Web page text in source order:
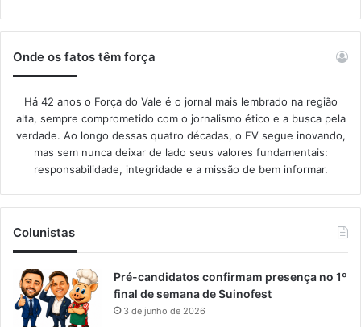
Onde os fatos têm força
Há 42 anos o Força do Vale é o jornal mais lembrado na região
alta, sempre comprometido com o jornalismo ético e a busca pela
verdade. Ao longo dessas quatro décadas, o FV segue inovando,
mas sem nunca deixar de lado seus valores fundamentais:
responsabilidade, integridade e a missão de bem informar.​
Colunistas
Pré-candidatos confirmam presença no 1º
final de semana de Suinofest
3 de junho de 2026